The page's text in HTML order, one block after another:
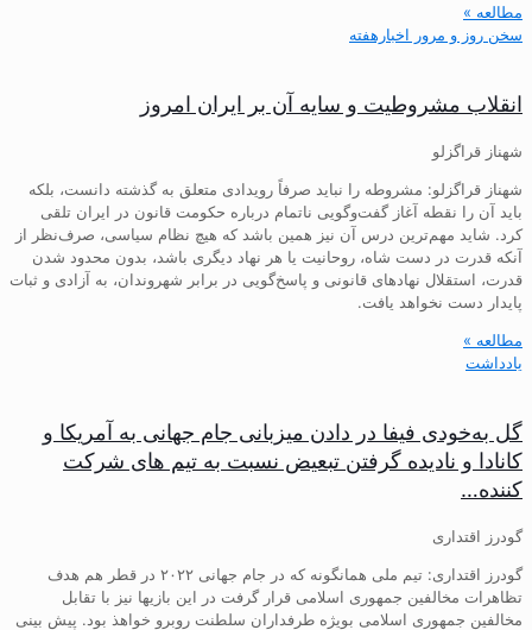
مطالعه »
سخن روز و مرور اخبارهفته
انقلاب مشروطیت و سایه آن بر ایران امروز
شهناز قراگزلو
شهناز قراگزلو: مشروطه را نباید صرفاً رویدادی متعلق به گذشته دانست، بلکه
باید آن را نقطه آغاز گفت‌وگویی ناتمام درباره حکومت قانون در ایران تلقی
کرد. شاید مهم‌ترین درس آن نیز همین باشد که هیچ نظام سیاسی، صرف‌نظر از
آنکه قدرت در دست شاه، روحانیت یا هر نهاد دیگری باشد، بدون محدود شدن
قدرت، استقلال نهادهای قانونی و پاسخ‌گویی در برابر شهروندان، به آزادی و ثبات
پایدار دست نخواهد یافت.
مطالعه »
یادداشت
گل به‌خودی فیفا در دادن میزبانی جام جهانی به آمریکا و
کانادا و نادیده گرفتن تبعیض نسبت به تیم های شرکت
کننده…
گودرز اقتداری
گودرز اقتداری: تیم ملی همانگونه که در جام جهانی ۲۰۲۲ در قطر هم هدف
تظاهرات مخالفین جمهوری اسلامی قرار گرفت در این بازیها نیز با تقابل
مخالفین جمهوری اسلامی بویژه طرفداران سلطنت روبرو خواهذ بود. پیش بینی